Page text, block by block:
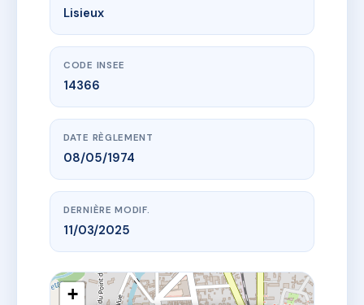
Lisieux
CODE INSEE
14366
DATE RÈGLEMENT
08/05/1974
DERNIÈRE MODIF.
11/03/2025
+